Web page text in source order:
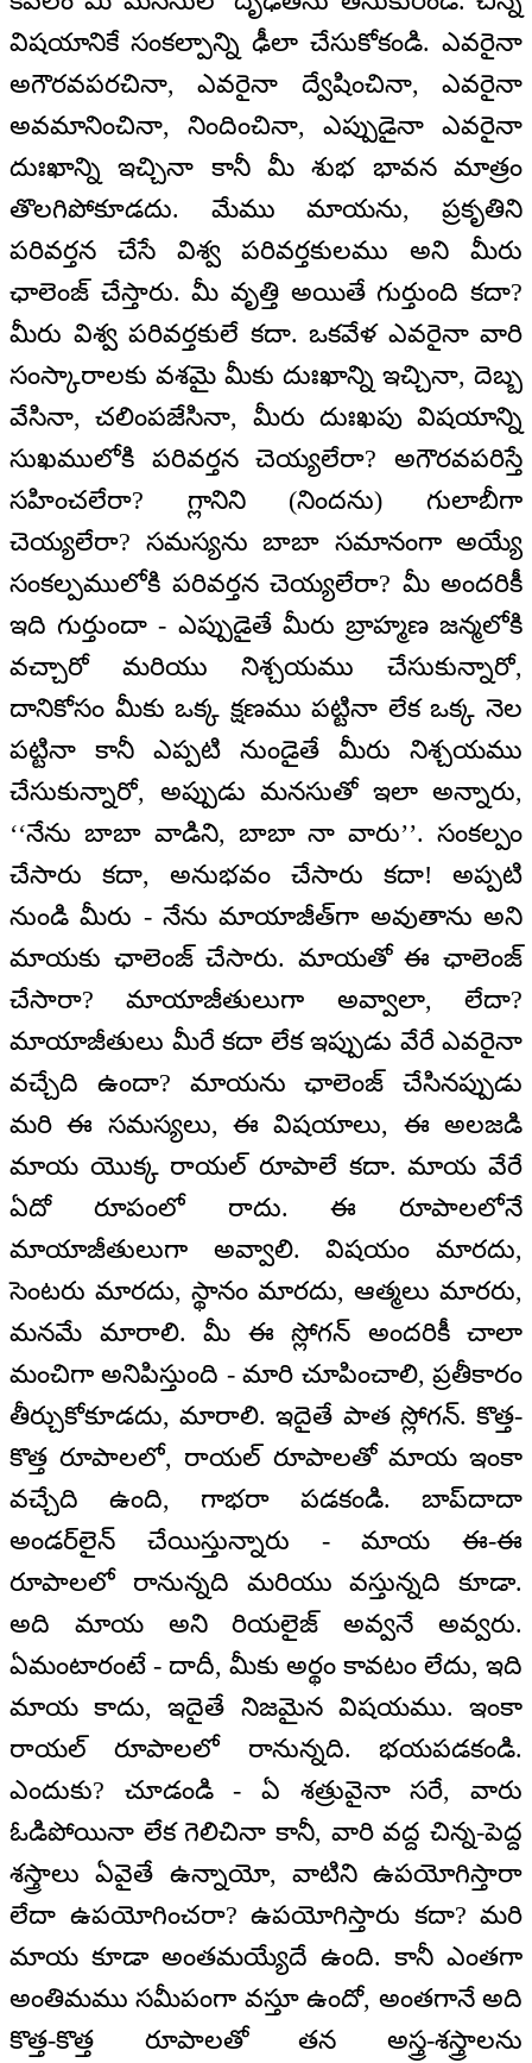
విషయానికే సంకల్పాన్ని ఢీలా చేసుకోకండి. ఎవరైనా
అగౌరవపరచినా, ఎవరైనా ద్వేషించినా, ఎవరైనా
అవమానించినా, నిందించినా, ఎప్పుడైనా ఎవరైనా
దుఃఖాన్ని ఇచ్చినా కానీ మీ శుభ భావన మాత్రం
తొలగిపోకూడదు. మేము మాయను, ప్రకృతిని
పరివర్తన చేసే విశ్వ పరివర్తకులము అని మీరు
ఛాలెంజ్ చేస్తారు. మీ వృత్తి అయితే గుర్తుంది కదా?
మీరు విశ్వ పరివర్తకులే కదా. ఒకవేళ ఎవరైనా వారి
సంస్కారాలకు వశమై మీకు దుఃఖాన్ని ఇచ్చినా, దెబ్బ
వేసినా, చలింపజేసినా, మీరు దుఃఖపు విషయాన్ని
సుఖములోకి పరివర్తన చెయ్యలేరా? అగౌరవపరిస్తే
సహించలేరా? గ్లానిని (నిందను) గులాబీగా
చెయ్యలేరా? సమస్యను బాబా సమానంగా అయ్యే
సంకల్పములోకి పరివర్తన చెయ్యలేరా? మీ అందరికీ
ఇది గుర్తుందా - ఎప్పుడైతే మీరు బ్రాహ్మణ జన్మలోకి
వచ్చారో మరియు నిశ్చయము చేసుకున్నారో,
దానికోసం మీకు ఒక్క క్షణము పట్టినా లేక ఒక్క నెల
పట్టినా కానీ ఎప్పటి నుండైతే మీరు నిశ్చయము
చేసుకున్నారో, అప్పుడు మనసుతో ఇలా అన్నారు,
‘‘నేను బాబా వాడిని, బాబా నా వారు’’. సంకల్పం
చేసారు కదా, అనుభవం చేసారు కదా! అప్పటి
నుండి మీరు - నేను మాయాజీత్‌గా అవుతాను అని
మాయకు ఛాలెంజ్ చేసారు. మాయతో ఈ ఛాలెంజ్
చేసారా? మాయాజీతులుగా అవ్వాలా, లేదా?
మాయాజీతులు మీరే కదా లేక ఇప్పుడు వేరే ఎవరైనా
వచ్చేది ఉందా? మాయను ఛాలెంజ్ చేసినప్పుడు
మరి ఈ సమస్యలు, ఈ విషయాలు, ఈ అలజడి
మాయ యొక్క రాయల్ రూపాలే కదా. మాయ వేరే
ఏదో రూపంలో రాదు. ఈ రూపాలలోనే
మాయాజీతులుగా అవ్వాలి. విషయం మారదు,
సెంటరు మారదు, స్థానం మారదు, ఆత్మలు మారరు,
మనమే మారాలి. మీ ఈ స్లోగన్ అందరికీ చాలా
మంచిగా అనిపిస్తుంది - మారి చూపించాలి, ప్రతీకారం
తీర్చుకోకూడదు, మారాలి. ఇదైతే పాత స్లోగన్. కొత్త-
కొత్త రూపాలలో, రాయల్ రూపాలతో మాయ ఇంకా
వచ్చేది ఉంది, గాభరా పడకండి. బాప్‌దాదా
అండర్‌లైన్ చేయిస్తున్నారు - మాయ ఈ-ఈ
రూపాలలో రానున్నది మరియు వస్తున్నది కూడా.
అది మాయ అని రియలైజ్ అవ్వనే అవ్వరు.
ఏమంటారంటే - దాదీ, మీకు అర్థం కావటం లేదు, ఇది
మాయ కాదు, ఇదైతే నిజమైన విషయము. ఇంకా
రాయల్ రూపాలలో రానున్నది. భయపడకండి.
ఎందుకు? చూడండి - ఏ శత్రువైనా సరే, వారు
ఓడిపోయినా లేక గెలిచినా కానీ, వారి వద్ద చిన్న-పెద్ద
శస్త్రాలు ఏవైతే ఉన్నాయో, వాటిని ఉపయోగిస్తారా
లేదా ఉపయోగించరా? ఉపయోగిస్తారు కదా? మరి
మాయ కూడా అంతమయ్యేదే ఉంది. కానీ ఎంతగా
అంతిమము సమీపంగా వస్తూ ఉందో, అంతగానే అది
కొత్త-కొత్త రూపాలతో తన అస్త్ర-శస్త్రాలను